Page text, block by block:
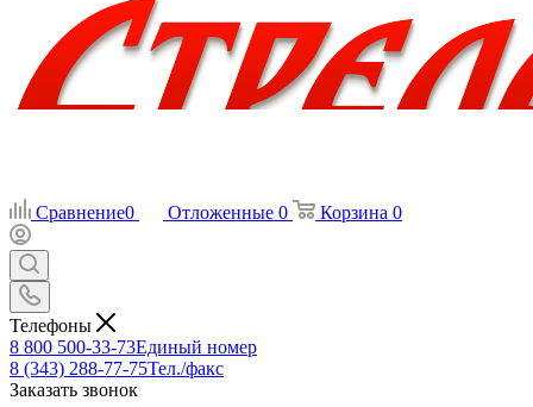
Сравнение0 Отложенные 0 Корзина 0
Телефоны
8 800 500-33-73Единый номер
8 (343) 288-77-75Тел./факс
Заказать звонок